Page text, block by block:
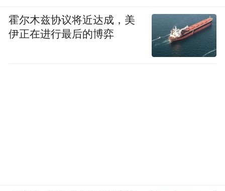
霍尔木兹协议将近达成，美
伊正在进行最后的博弈